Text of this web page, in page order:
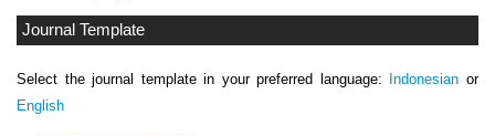
Journal Template
Select the journal template in your preferred language: Indonesian or
English